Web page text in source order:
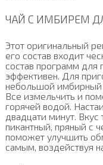
ЧАЙ С ИМБИРЕМ
Этот оригинальный
его состав входит
состав программ для
эффективен. Для
небольшой имбирный
Все измельчить и
горячей водой.
двадцати минут. Вкус
пикантный, пряный с
поможет улучшить
самым, воздействуя